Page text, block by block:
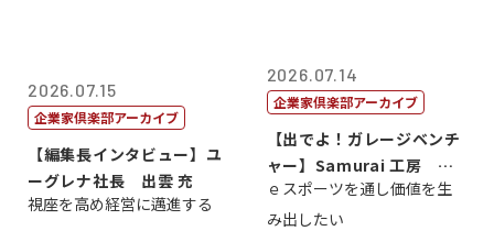
2026.07.15
企業家倶楽部アーカイブ
【編集長インタビュー】ユ
ーグレナ社長 出雲 充
視座を高め経営に邁進する
2026.07.14
企業家倶楽部アーカイブ
【出でよ！ガレージベンチ
ャー】Samurai 工房 代
表取締...
ｅスポーツを通し価値を生
み出したい